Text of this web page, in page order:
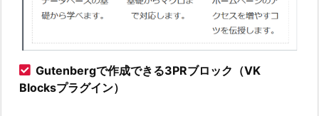
Gutenbergで作成できる3PRブロック（VK
Blocksプラグイン）